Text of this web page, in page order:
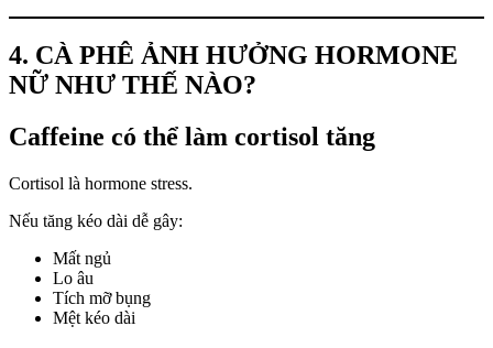
4. CÀ PHÊ ẢNH HƯỞNG HORMONE
NỮ NHƯ THẾ NÀO?
Caffeine có thể làm cortisol tăng
Cortisol là hormone stress.
Nếu tăng kéo dài dễ gây:
Mất ngủ
Lo âu
Tích mỡ bụng
Mệt kéo dài